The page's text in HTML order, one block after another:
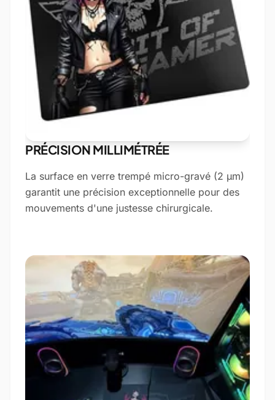
PRÉCISION MILLIMÉTRÉE
La surface en verre trempé micro-gravé (2 µm)
garantit une précision exceptionnelle pour des
mouvements d'une justesse chirurgicale.